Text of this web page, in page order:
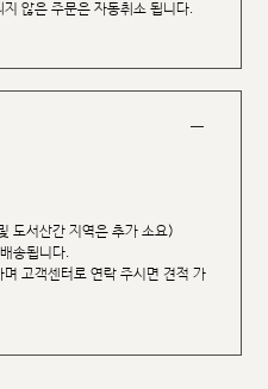
않은 주문은 자동취소 됩니다.
도서산간 지역은 추가 소요)
송됩니다.
고객센터로 연락 주시면 견적 가